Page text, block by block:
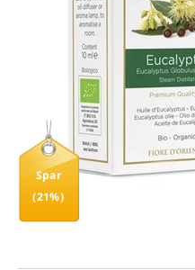
Spar
(21%)